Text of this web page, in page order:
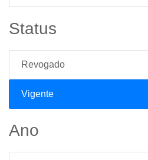
Status
Revogado
Vigente
Ano